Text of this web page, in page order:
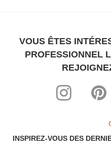
VOUS ÊTES
PROFESSIONNEL
INSPIREZ-VOUS DES